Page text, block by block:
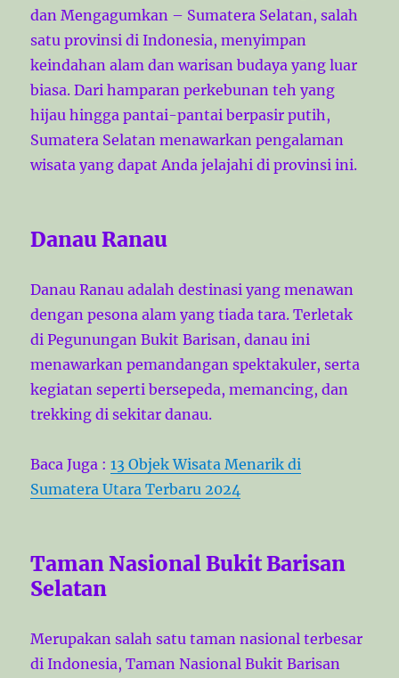
dan Mengagumkan – Sumatera Selatan, salah
satu provinsi di Indonesia, menyimpan
keindahan alam dan warisan budaya yang luar
biasa. Dari hamparan perkebunan teh yang
hijau hingga pantai-pantai berpasir putih,
Sumatera Selatan menawarkan pengalaman
wisata yang dapat Anda jelajahi di provinsi ini.
Danau Ranau
Danau Ranau adalah destinasi yang menawan
dengan pesona alam yang tiada tara. Terletak
di Pegunungan Bukit Barisan, danau ini
menawarkan pemandangan spektakuler, serta
kegiatan seperti bersepeda, memancing, dan
trekking di sekitar danau.
Baca Juga :13 Objek Wisata Menarik di
Sumatera Utara Terbaru 2024
Taman Nasional Bukit Barisan
Selatan
Merupakan salah satu taman nasional terbesar
di Indonesia, Taman Nasional Bukit Barisan